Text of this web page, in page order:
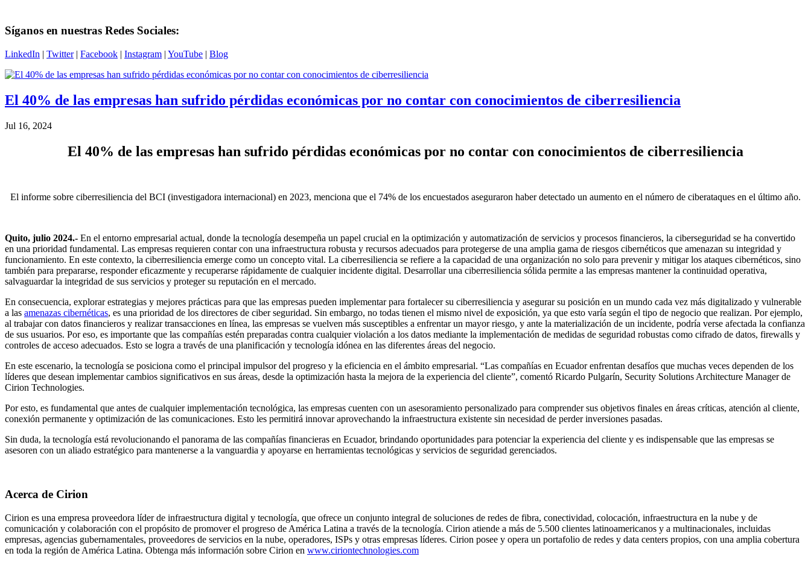
Síganos en nuestras Redes Sociales:
LinkedIn | Twitter| Facebook | Instagram | YouTube | Blog
El 40% de las empresas han sufrido pérdidas económicas por no contar con conocimientos de ciberresiliencia
Jul 16, 2024
El 40% de las empresas han sufrido pérdidas económicas por no contar con conocimientos de ciberresiliencia
El informe sobre ciberresiliencia del BCI (investigadora internacional) en 2023, menciona que el 74% de los encuestados aseguraron haber detectado un aumento en el número de ciberataques en el último año.
Quito, julio 2024.- En el entorno empresarial actual, donde la tecnología desempeña un papel crucial en la optimización y automatización de servicios y procesos financieros, la ciberseguridad se ha convertido
en una prioridad fundamental. Las empresas requieren contar con una infraestructura robusta y recursos adecuados para protegerse de una amplia gama de riesgos cibernéticos que amenazan su integridad y
funcionamiento. En este contexto, la ciberresiliencia emerge como un concepto vital. La ciberresiliencia se refiere a la capacidad de una organización no solo para prevenir y mitigar los ataques cibernéticos, sino
también para prepararse, responder eficazmente y recuperarse rápidamente de cualquier incidente digital. Desarrollar una ciberresiliencia sólida permite a las empresas mantener la continuidad operativa,
salvaguardar la integridad de sus servicios y proteger su reputación en el mercado.
En consecuencia, explorar estrategias y mejores prácticas para que las empresas pueden implementar para fortalecer su ciberresiliencia y asegurar su posición en un mundo cada vez más digitalizado y vulnerable
a las amenazas cibernéticas, es una prioridad de los directores de ciber seguridad. Sin embargo, no todas tienen el mismo nivel de exposición, ya que esto varía según el tipo de negocio que realizan. Por ejemplo,
al trabajar con datos financieros y realizar transacciones en línea, las empresas se vuelven más susceptibles a enfrentar un mayor riesgo, y ante la materialización de un incidente, podría verse afectada la confianza
de sus usuarios. Por eso, es importante que las compañías estén preparadas contra cualquier violación a los datos mediante la implementación de medidas de seguridad robustas como cifrado de datos, firewalls y
controles de acceso adecuados. Esto se logra a través de una planificación y tecnología idónea en las diferentes áreas del negocio.
En este escenario, la tecnología se posiciona como el principal impulsor del progreso y la eficiencia en el ámbito empresarial. “Las compañías en Ecuador enfrentan desafíos que muchas veces dependen de los
líderes que desean implementar cambios significativos en sus áreas, desde la optimización hasta la mejora de la experiencia del cliente”, comentó Ricardo Pulgarín, Security Solutions Architecture Manager de
Cirion Technologies.
Por esto, es fundamental que antes de cualquier implementación tecnológica, las empresas cuenten con un asesoramiento personalizado para comprender sus objetivos finales en áreas críticas, atención al cliente,
conexión permanente y optimización de las comunicaciones. Esto les permitirá innovar aprovechando la infraestructura existente sin necesidad de perder inversiones pasadas.
Sin duda, la tecnología está revolucionando el panorama de las compañías financieras en Ecuador, brindando oportunidades para potenciar la experiencia del cliente y es indispensable que las empresas se
asesoren con un aliado estratégico para mantenerse a la vanguardia y apoyarse en herramientas tecnológicas y servicios de seguridad gerenciados.
Acerca de Cirion
Cirion es una empresa proveedora líder de infraestructura digital y tecnología, que ofrece un conjunto integral de soluciones de redes de fibra, conectividad, colocación, infraestructura en la nube y de
comunicación y colaboración con el propósito de promover el progreso de América Latina a través de la tecnología. Cirion atiende a más de 5.500 clientes latinoamericanos y a multinacionales, incluidas
empresas, agencias gubernamentales, proveedores de servicios en la nube, operadores, ISPs y otras empresas líderes. Cirion posee y opera un portafolio de redes y data centers propios, con una amplia cobertura
en toda la región de América Latina. Obtenga más información sobre Cirion en www.ciriontechnologies.com